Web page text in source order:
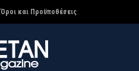
Όροι και Προϋποθέσεις